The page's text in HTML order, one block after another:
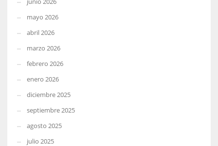
mayo 2026
abril 2026
marzo 2026
febrero 2026
enero 2026
diciembre 2025
septiembre 2025
agosto 2025
julio 2025